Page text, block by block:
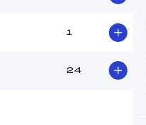
1
24